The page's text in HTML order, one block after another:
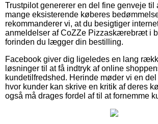
Trustpilot genererer en del fine genveje til
mange eksisterende køberes
rekommanderer vi, at du besigtiger
anmeldelser af CoZZe Pizzaskærebræt i
forinden du lægger din bestilling.
Facebook giver dig ligeledes en lang
løsninger til at få indtryk af online
kundetilfredshed. Herinde møder vi en
hvor kunder kan skrive en kritik af deres
også må drages fordel af til at fornemme